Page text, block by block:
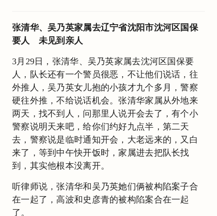
张清华、吴乃英家属去辽宁省沈阳市沈河区国保
要人 未见到亲人
3月29日，张清华、吴乃英家属去沈河区国保要
人，队长还有一个警员很恶，不让他们说话，往
外推人，吴乃英女儿抱的小孩才九个多月，警察
硬往外推，不给说话机会。张清华家属从外地来
两天，找不到人，问那里人说开会去了，有个小
警察说明天来吧，给你们约好九点半，第二天
去，警察说是临时通知开会，大老远来的，又白
来了，等到中午快开饭时，家属进去把队长找
到，其实他根本没离开。
听律师说，张清华和吴乃英她们俩被构陷案子合
在一起了，高波和史彦青的被构陷案合在一起
了。